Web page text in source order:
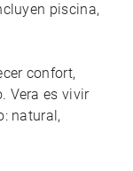
piscina,
confort,
Vera es vivir
natural,